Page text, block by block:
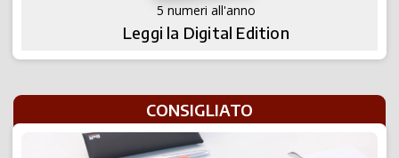
5 numeri all'anno
Leggi la Digital Edition
CONSIGLIATO